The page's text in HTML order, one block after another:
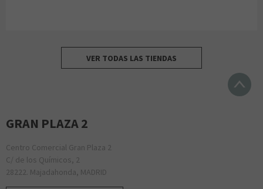
VER TODAS LAS TIENDAS
GRAN PLAZA 2
Centro Comercial Gran Plaza 2
C/ de los Químicos, 2
28222. Majadahonda, MADRID